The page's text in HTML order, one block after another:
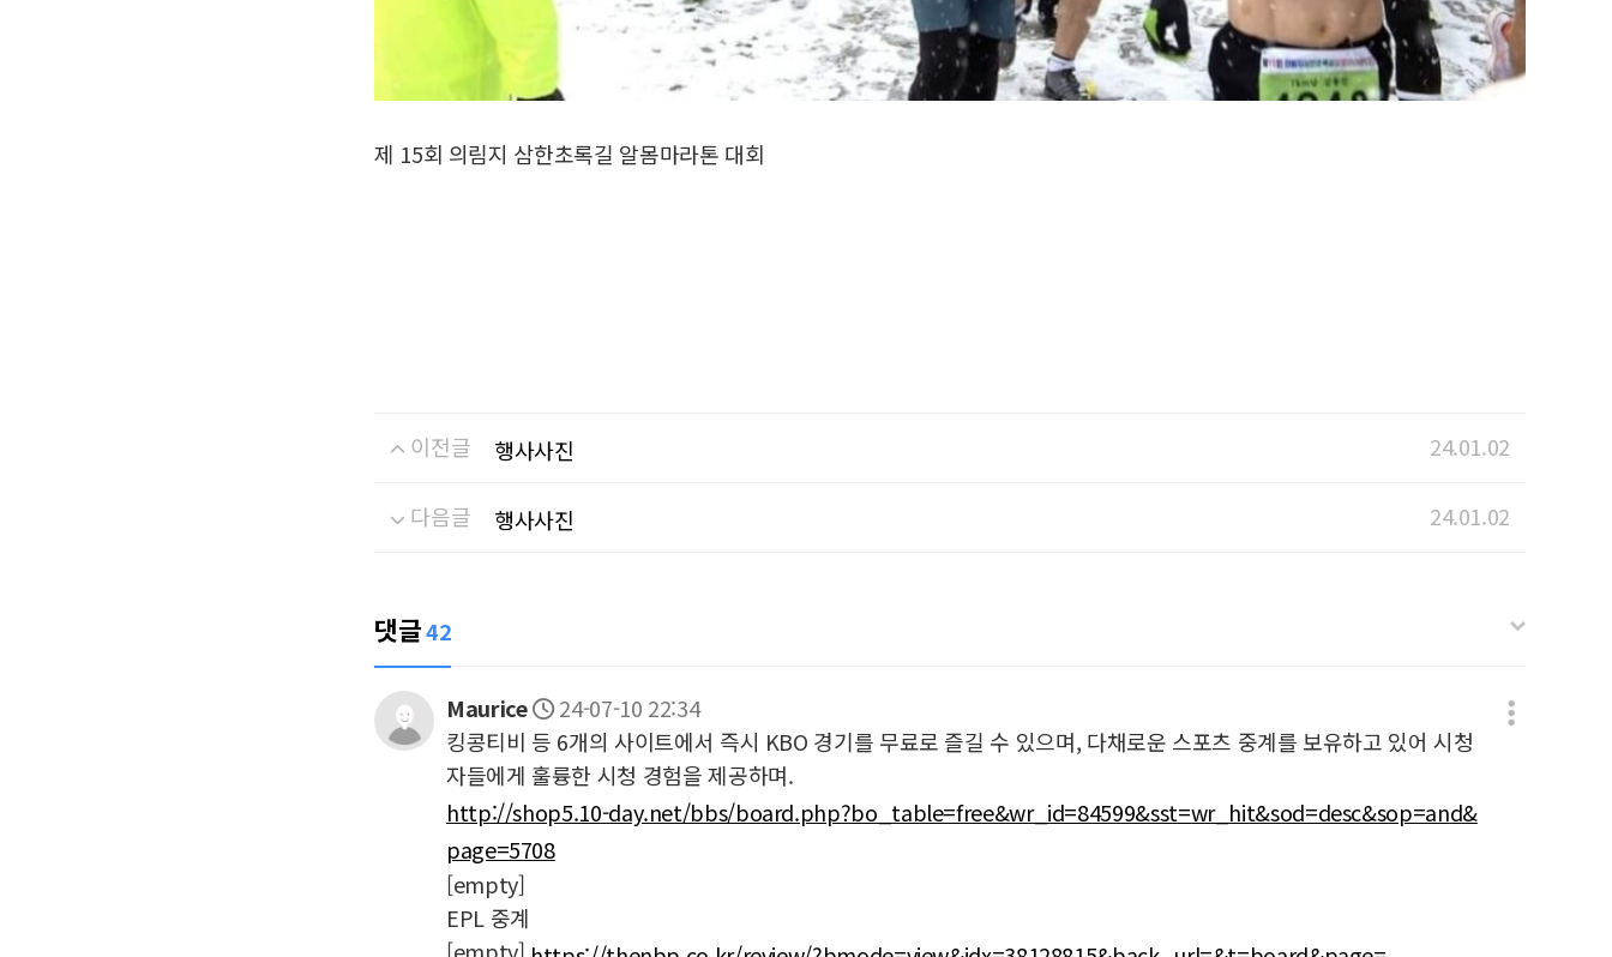
제 15회 의림지 삼한초록길 알몸마라톤 대회
이전글 행사사진 24.01.02
다음글 행사사진 24.01.02
댓글42
Maurice
24-07-10 22:34
킹콩티비 등 6개의 사이트에서 즉시 KBO 경기를 무료로 즐길 수 있으며, 다채로운 스포츠 중계를 보유하고 있어 시청
자들에게 훌륭한 시청 경험을 제공하며.
http://shop5.10-day.net/bbs/board.php?bo_table=free&wr_id=84599&sst=wr_hit&sod=desc&sop=and&
page=5708
[empty]
EPL 중계
[empty]